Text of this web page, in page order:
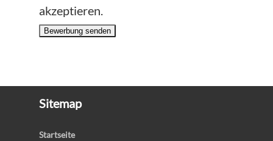
akzeptieren.
Bewerbung senden
Sitemap
Startseite